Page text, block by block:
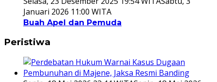
Januari 2026 11:00 WITA
Buah Apel dan Pemuda
Peristiwa